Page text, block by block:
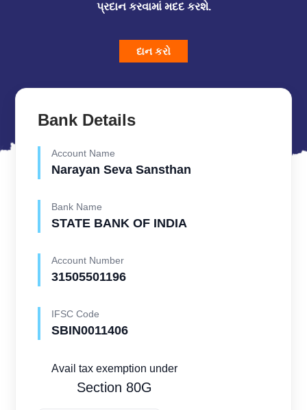
પ્રદાન કરવામાં મદદ કરશે.
દાન કરો
Bank Details
Account Name
Narayan Seva Sansthan
Bank Name
STATE BANK OF INDIA
Account Number
31505501196
IFSC Code
SBIN0011406
Avail tax exemption under
Section 80G